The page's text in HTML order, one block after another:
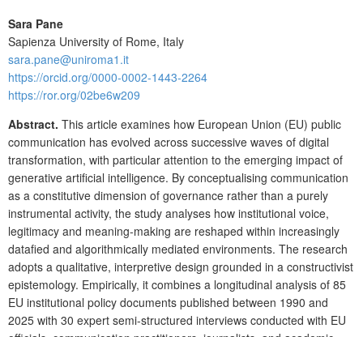
Sara Pane
Sapienza University of Rome, Italy
sara.pane@uniroma1.it
https://orcid.org/0000-0002-1443-2264
https://ror.org/02be6w209
Abstract. This article examines how European Union (EU) public
communication has evolved across successive waves of digital
transformation, with particular attention to the emerging impact of
generative artificial intelligence. By conceptualising communication
as a constitutive dimension of governance rather than a purely
instrumental activity, the study analyses how institutional voice,
legitimacy and meaning-making are reshaped within increasingly
datafied and algorithmically mediated environments. The research
adopts a qualitative, interpretive design grounded in a constructivist
epistemology. Empirically, it combines a longitudinal analysis of 85
EU institutional policy documents published between 1990 and
2025 with 30 expert semi-structured interviews conducted with EU